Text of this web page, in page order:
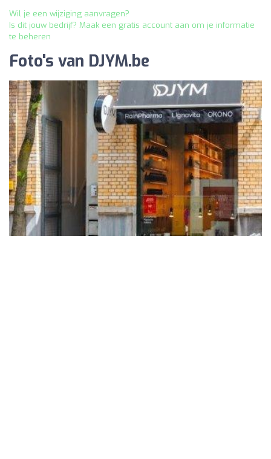
Wil je een wijziging aanvragen?
Is dit jouw bedrijf? Maak een gratis account aan om je informatie
te beheren
Foto's van DJYM.be